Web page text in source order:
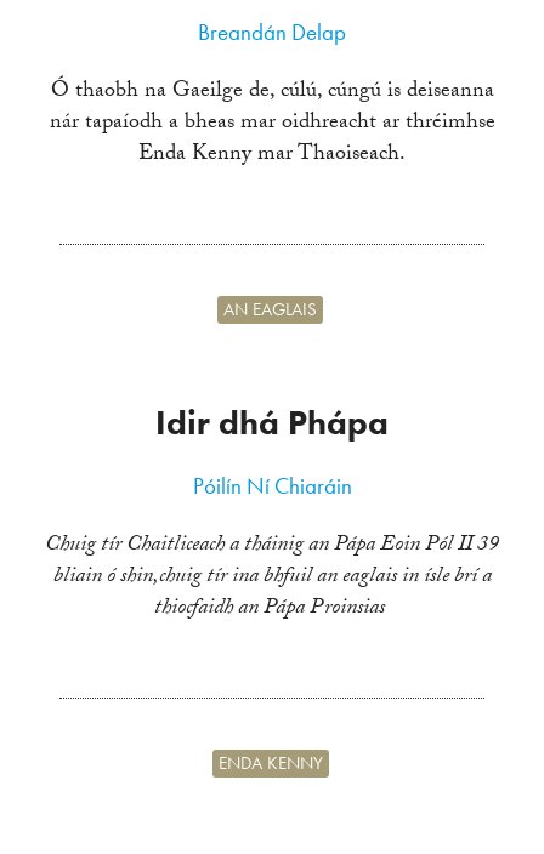
Breandán Delap
Ó thaobh na Gaeilge de, cúlú, cúngú is deiseanna
nár tapaíodh a bheas mar oidhreacht ar thréimhse
Enda Kenny mar Thaoiseach.
Idir dhá Phápa
AN EAGLAIS
Póilín Ní Chiaráin
Chuig tír Chaitliceach a tháinig an Pápa Eoin Pól II 39
bliain ó shin,chuig tír ina bhfuil an eaglais in ísle brí a
thiocfaidh an Pápa Proinsias
ENDA KENNY